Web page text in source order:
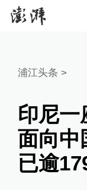
浦江头条 >
印尼一
面向中
已逾